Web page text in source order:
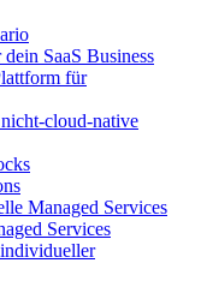
SaaS Business
für
cloud-native
Managed Services
Services